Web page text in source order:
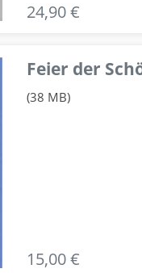
24,90 €
Feier der
(38 MB)
15,00 €